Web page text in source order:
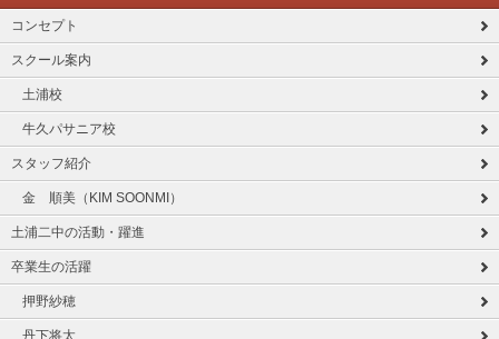
コンセプト
スクール案内
土浦校
牛久パサニア校
スタッフ紹介
金 順美（KIM SOONMI）
土浦二中の活動・躍進
卒業生の活躍
押野紗穂
丹下将太